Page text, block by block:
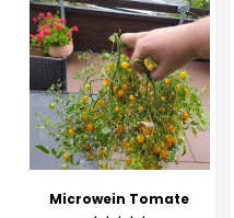
Microwein Tomate